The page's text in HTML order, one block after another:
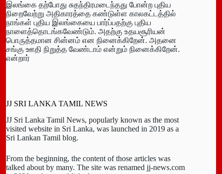
இலங்கை தற்போது சுதந்திரமடைந்தது போன்ற புதிய
நிறைவேற்று அதிகாரத்தை கண்டுள்ள காலகட்டத்தில்
நாங்கள் புதிய இலங்கையை பார்ப்பதற்கு புதிய
நாளைத்தொடங்கவேண்டும். அதற்கு உதயசூரியன்
பொருத்தமான சின்னம் என நினைக்கிறேன். அதனை
சங்கு ஊதி நிறுத்த வேண்டாம் என்றும் நினைக்கிறேன்.
என்றார்
JJ SRI LANKA TAMIL NEWS
JJ Sri Lanka Tamil News, popularly known as the most
visited website in Sri Lanka, was launched in 2019 as a
Sri Lankan Tamil blog.
From the beginning, the content of those articles was
talked about by many. The site was renamed jj-news.com